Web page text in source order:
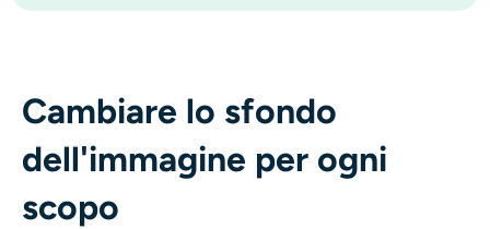
Cambiare lo sfondo
dell'immagine per ogni
scopo